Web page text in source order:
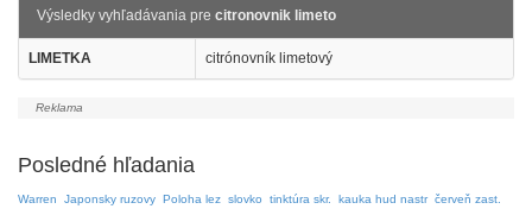
Výsledky vyhľadávania pre citronovnik limeto
LIMETKA citrónovník limetový
Posledné hľadania
Warren Japonsky ruzovy Poloha lez slovko tinktúra skr. kauka hud nastr červeň zast.